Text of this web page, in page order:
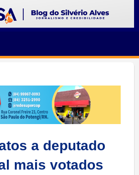
SILVERIO
ALVES
a deputado
mais votados